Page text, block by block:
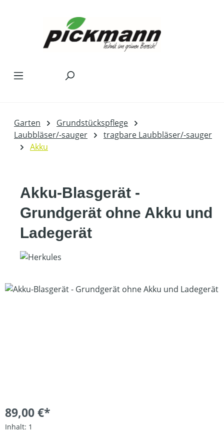
Garten
Grundstückspflege
Laubbläser/-sauger
tragbare Laubbläser/-sauger
Akku
Akku-Blasgerät -
Grundgerät ohne Akku und
Ladegerät
Bildergalerie überspringen
89,00 €*
Inhalt: 1